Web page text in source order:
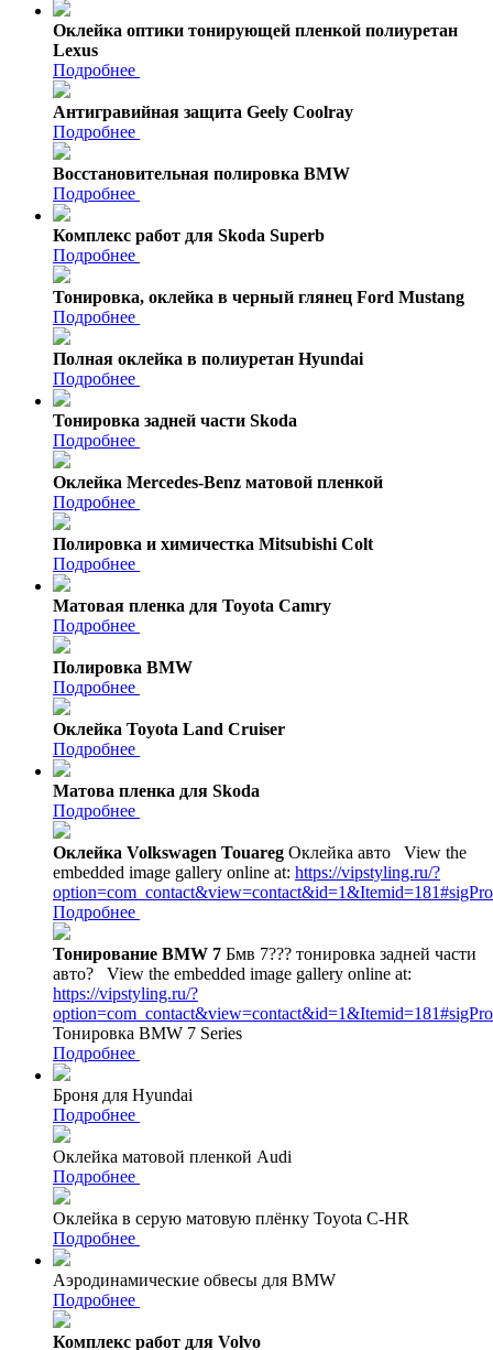
Оклейка оптики тонирующей пленкой полиуретан
Lexus
Подробнее
Антигравийная защита Geely Coolray
Подробнее
Восстановительная полировка BMW
Подробнее
Комплекс работ для Skoda Superb
Подробнее
Тонировка, оклейка в черный глянец Ford Mustang
Подробнее
Полная оклейка в полиуретан Hyundai
Подробнее
Тонировка задней части Skoda
Подробнее
Оклейка Mercedes-Benz матовой пленкой
Подробнее
Полировка и химичестка Mitsubishi Colt
Подробнее
Матовая пленка для Toyota Camry
Подробнее
Полировка BMW
Подробнее
Оклейка Toyota Land Cruiser
Подробнее
Матова пленка для Skoda
Подробнее
Оклейка Volkswagen Touareg Оклейка авто
View the
embedded image gallery online at: https://vipstyling.ru/?
Подробнее
Тонирование BMW 7 Бмв 7??? тонировка задней части
авто?
View the embedded image gallery online at:
https://vipstyling.ru/?
Тонировка BMW 7 Series
Подробнее
Броня для Hyundai
Подробнее
Оклейка матовой пленкой Audi
Подробнее
Оклейка в серую матовую плёнку Toyota C-HR
Подробнее
Аэродинамические обвесы для BMW
Подробнее
Комплекс работ для Volvo